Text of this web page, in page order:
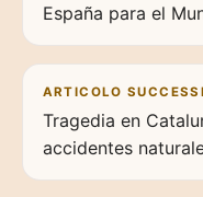
España para el
ARTICOLO
Tragedia en
accidentes